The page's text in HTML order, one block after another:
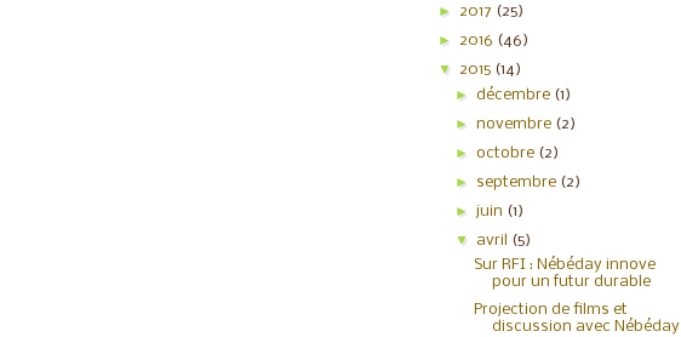
► 2017 (25)
► 2016 (46)
▼ 2015 (14)
► décembre (1)
►novembre (2)
►octobre (2)
► septembre (2)
►juin (1)
▼ avril
(5)
Sur RFI : Nébéday innove
pour un futur durable
Projection de films et
discussion avec Nébéday